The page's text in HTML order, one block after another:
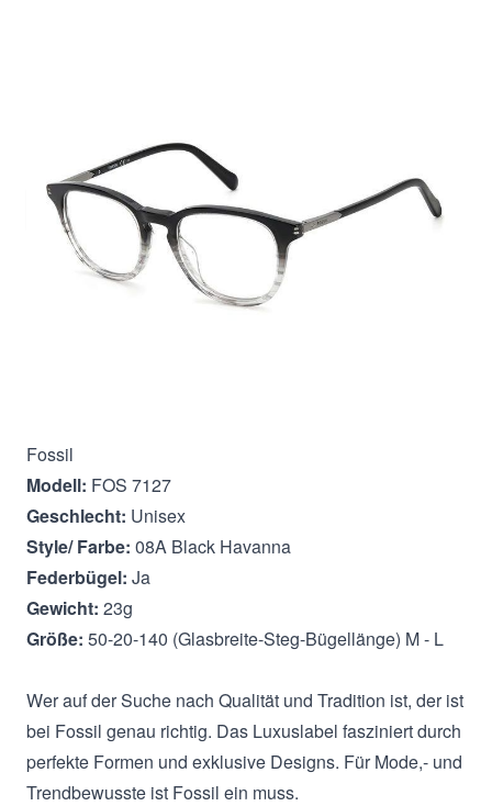
Inkl. 19% MwSt.,zzgl.Versandkosten
Menge
In den Warenkorb
Fossil
Modell: FOS 7127
Geschlecht: Unisex
Style/ Farbe: 08A Black Havanna
Federbügel: Ja
Gewicht: 23g
Größe: 50-20-140 (Glasbreite-Steg-Bügellänge) M - L
Wer auf der Suche nach Qualität und Tradition ist, der ist
bei Fossil genau richtig. Das Luxuslabel fasziniert durch
perfekte Formen und exklusive Designs. Für Mode,- und
Trendbewusste ist Fossil ein muss.